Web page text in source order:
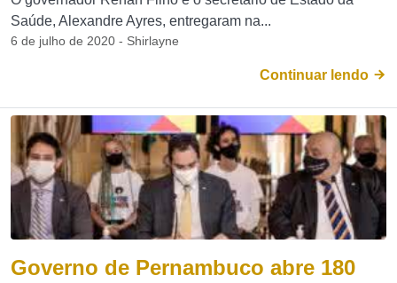
Saúde, Alexandre Ayres, entregaram na...
6 de julho de 2020 - Shirlayne
Continuar lendo
Governo de Pernambuco abre 180